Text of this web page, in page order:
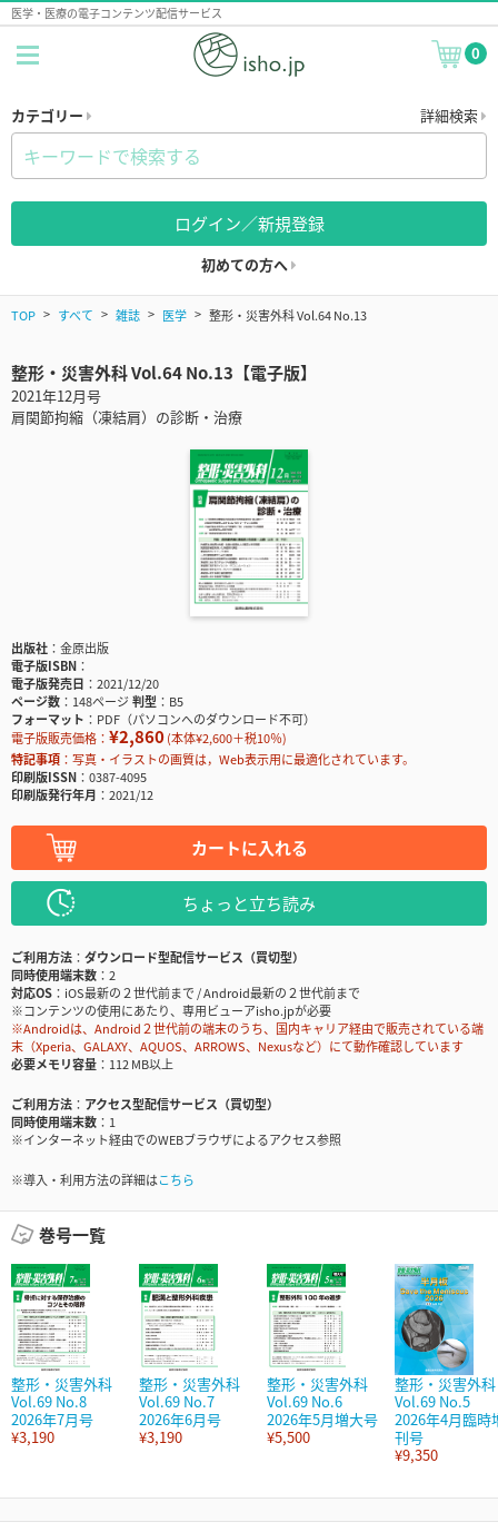
医学・医療の電子コンテンツ配信サービス
0
カテゴリー 詳細検索
ログイン／新規登録
初めての方へ
TOP すべて 雑誌 医学 整形・災害外科 Vol.64 No.13
整形・災害外科 Vol.64 No.13【電子版】
2021年12月号
肩関節拘縮（凍結肩）の診断・治療
出版社
金原出版
電子版ISBN
電子版発売日
2021/12/20
ページ数
148ページ判型
B5
フォーマット
PDF（パソコンへのダウンロード不可）
電子版販売価格： ¥2,860(本体¥2,600＋税10％)
特記事項
写真・イラストの画質は，Web表示用に最適化されています。
印刷版ISSN
0387-4095
印刷版発行年月
2021/12
カートに入れる
ちょっと立ち読み
ご利用方法
ダウンロード型配信サービス（買切型）
同時使用端末数
2
対応OS
iOS最新の２世代前まで / Android最新の２世代前まで
※コンテンツの使用にあたり、専用ビューアisho.jpが必要
※Androidは、Android２世代前の端末のうち、国内キャリア経由で販売されている端
末（Xperia、GALAXY、AQUOS、ARROWS、Nexusなど）にて動作確認しています
必要メモリ容量
112 MB以上
ご利用方法
アクセス型配信サービス（買切型）
同時使用端末数
1
※インターネット経由でのWEBブラウザによるアクセス参照
※導入・利用方法の詳細はこちら
巻号一覧
整形・災害外科
Vol.69 No.8
2026年7月号
¥3,190
整形・災害外科
Vol.69 No.7
2026年6月号
¥3,190
整形・災害外科
Vol.69 No.6
2026年5月増大号
¥5,500
整形・災害外科
Vol.69 No.5
2026年4月臨時
刊号
¥9,350